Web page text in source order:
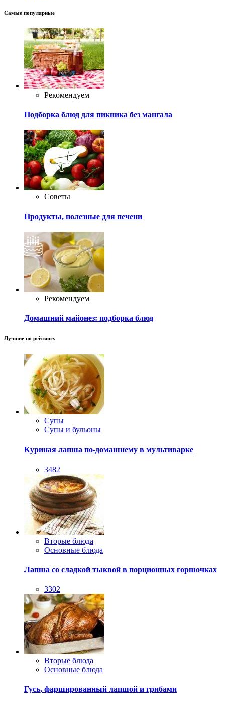
Самые популярные
Рекомендуем
Подборка блюд для пикника без мангала
Советы
Продукты, полезные для печени
Рекомендуем
Домашний майонез: подборка блюд
Лучшие по рейтингу
Супы
Супы и бульоны
Куриная лапша по-домашнему в мультиварке
3482
Вторые блюда
Основные блюда
Лапша со сладкой тыквой в порционных горшочках
3302
Вторые блюда
Основные блюда
Гусь, фаршированный лапшой и грибами